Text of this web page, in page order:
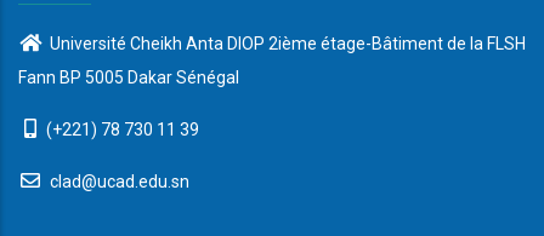
Université Cheikh Anta DIOP 2ième étage-Bâtiment de la FLSH
Fann BP 5005 Dakar Sénégal
(+221) 78 730 11 39
clad@ucad.edu.sn